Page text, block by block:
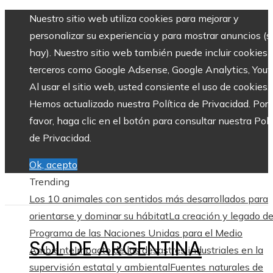
Nuestro sitio web utiliza cookies para mejorar y
personalizar su experiencia y para mostrar anuncios
hay). Nuestro sitio web también puede incluir cookies
terceros como Google Adsense, Google Analytics,
Al usar el sitio web, usted consiente el uso de cookies.
Hemos actualizado nuestra Política de Privacidad. Por
favor, haga clic en el botón para consultar nuestra
de Privacidad.
Ok, acepto
Trending
Los 10 animales con sentidos más desarrollados para
orientarse y dominar su hábitatLa creación y legado
Programa de las Naciones Unidas para el Medio
AmbienteImpacto de los desastres industriales en la
supervisión estatal y ambientalFuentes naturales de
SOL DE ARGENTINA